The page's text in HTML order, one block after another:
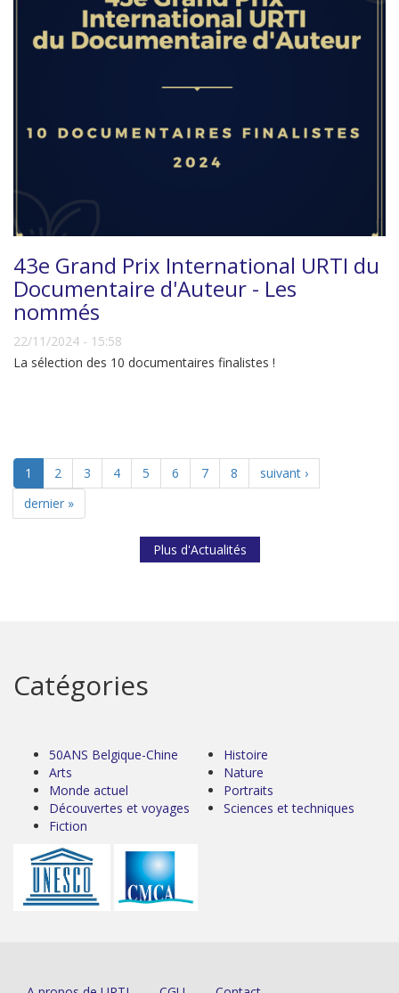
43e Grand Prix International URTI du
Documentaire d'Auteur - Les
nommés
22/11/2024 - 15:58
La sélection des 10 documentaires finalistes !
1 2 3 4 5 6 7 8
suivant ›
dernier »
Plus d'Actualités
Catégories
50ANS Belgique-Chine
Arts
Monde actuel
Découvertes et voyages
Fiction
Histoire
Nature
Portraits
Sciences et techniques